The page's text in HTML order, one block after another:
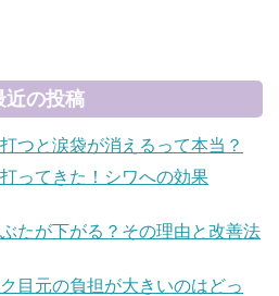
近の投稿
つと涙袋が消えるって本当？
ってきた！シワへの効果
たが下がる？その理由と改善法
目元の負担が大きいのはどっ